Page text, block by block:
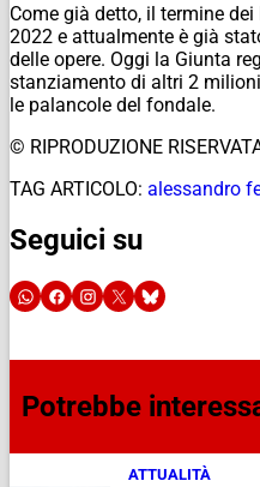
Come già detto, il termine
2022 e attualmente è già
delle opere. Oggi la Giunta
stanziamento di altri 2
le palancole del fondale.
© RIPRODUZIONE
TAG ARTICOLO: alessandro
Seguici su
Potrebbe
ATTUALITÀ